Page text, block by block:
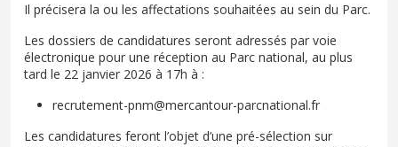
Il précisera la ou les affectations souhaitées au sein du Parc.
Les dossiers de candidatures seront adressés par voie
électronique pour une réception au Parc national, au plus
tard le 22 janvier 2026 à 17h à :
recrutement-pnm@mercantour-parcnational.fr
Les candidatures feront l’objet d’une pré-sélection sur